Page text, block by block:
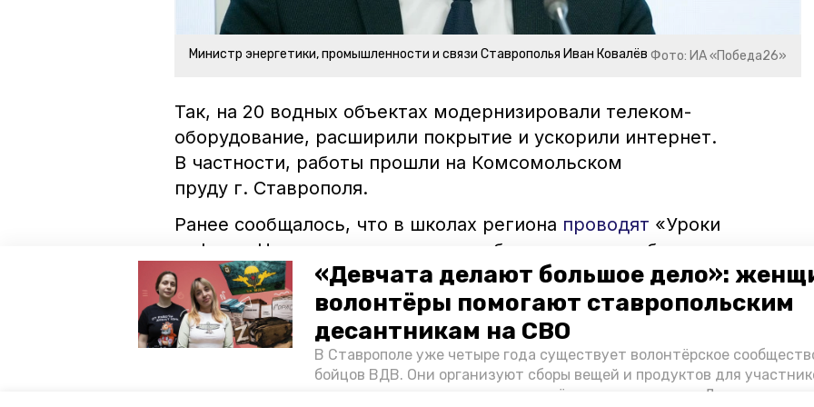
«Девчата делают большое дело»:
волонтёры помогают ставропольским
десантникам на СВО
В Ставрополе уже четыре года существует волонтёрское
бойцов ВДВ. Они организуют сборы вещей и продуктов для
спецоперации и лично отвозят всё это на передовую. Девушки
Министр энергетики, промышленности и связи Ставрополья Иван Ковалёв Фото: ИА «Победа26»
Так, на 20 водных объектах модернизировали телеком-
оборудование, расширили покрытие и ускорили интернет.
В частности, работы прошли на Комсомольском
пруду г. Ставрополя.
Ранее сообщалось, что в школах региона проводят «Уроки
цифры». На одном из них ученики больше узнали об интернет-
мошенниках.
ставропольский край владимир владимиров мобильная связь